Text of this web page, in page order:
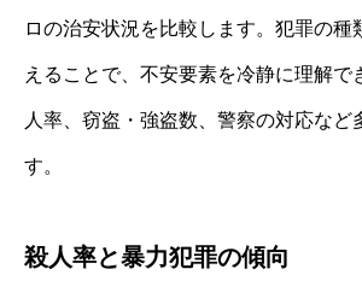
ロの治安状況を比較します。犯罪の種
えることで、不安要素を冷静に理解で
人率、窃盗・強盗数、警察の対応など
す。
殺人率と暴力犯罪の傾向